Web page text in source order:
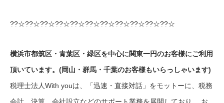
??☆??☆??☆??☆??☆??☆??☆??☆??☆??☆??☆
横浜市都筑区・青葉区・緑区を中心に関東一円のお客様にご利用
頂いています。(岡山・群馬・千葉のお客様もいらっしゃいます)
税理士法人With youは、「迅速・直接対話」をモットーに、税務